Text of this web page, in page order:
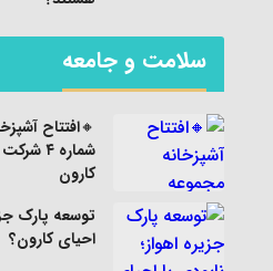
سلامت و جامعه
🔸افتتاح
شماره
کارون
توسعه پارک
احیای کارون؟